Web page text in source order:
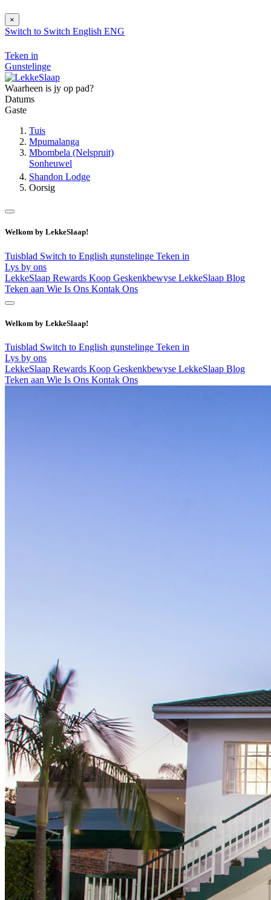
×
Switch to Switch English ENG
Teken in
Gunstelinge
Waarheen is jy op pad?
Datums
Gaste
Tuis
Mpumalanga
Mbombela (Nelspruit)
Sonheuwel
Shandon Lodge
Oorsig
Welkom by LekkeSlaap!
Tuisblad Switch to English gunstelinge Teken in
Lys by ons
LekkeSlaap Rewards Koop Geskenkbewyse LekkeSlaap Blog
Teken aan Wie Is Ons Kontak Ons
Welkom by LekkeSlaap!
Tuisblad Switch to English gunstelinge Teken in
Lys by ons
LekkeSlaap Rewards Koop Geskenkbewyse LekkeSlaap Blog
Teken aan Wie Is Ons Kontak Ons